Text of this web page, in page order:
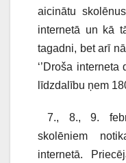
aicinātu
internetā un kā
tagadni, bet arī
‘’Droša
līdzdalību ņem
7., 8., 9.
skolēniem
internetā.